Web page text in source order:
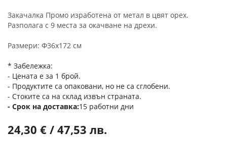
Закачалка Промо изработена от метал в цвят орех.
Разполага с 9 места за окачване на дрехи.
Размери: Ф36х172 см
* Забележка:
- Цената е за 1 брой.
- Продуктите са опаковани, но не са сглобени.
- Стоките са на склад извън страната.
Срок на доставка 15 работни дни
24,30 € / 47,53 лв.